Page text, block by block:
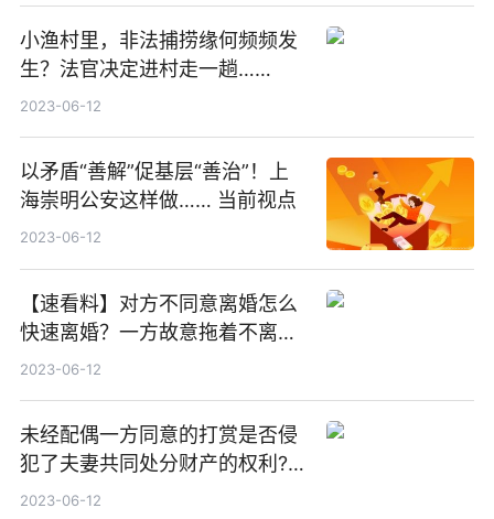
小渔村里，非法捕捞缘何频频发
生？法官决定进村走一趟……
2023-06-12
以矛盾“善解”促基层“善治”！上
海崇明公安这样做…… 当前视点
2023-06-12
【速看料】对方不同意离婚怎么
快速离婚？一方故意拖着不离婚
怎么处理？
2023-06-12
未经配偶一方同意的打赏是否侵
犯了夫妻共同处分财产的权利?_
每日关注
2023-06-12